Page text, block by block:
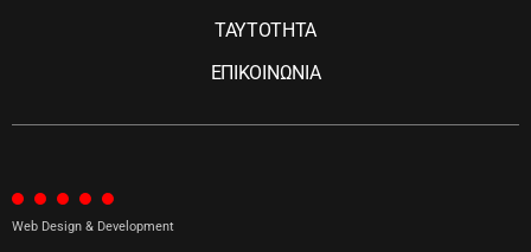
ΤΑΥΤΟΤΗΤΑ
ΕΠΙΚΟΙΝΩΝΙΑ
Web Design & Development